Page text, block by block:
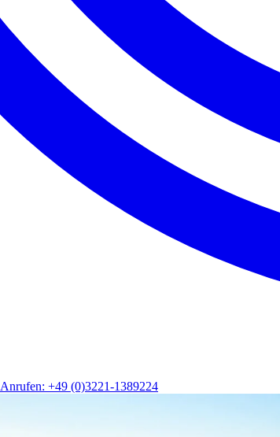
Anrufen: +49 (0)3221-1389224